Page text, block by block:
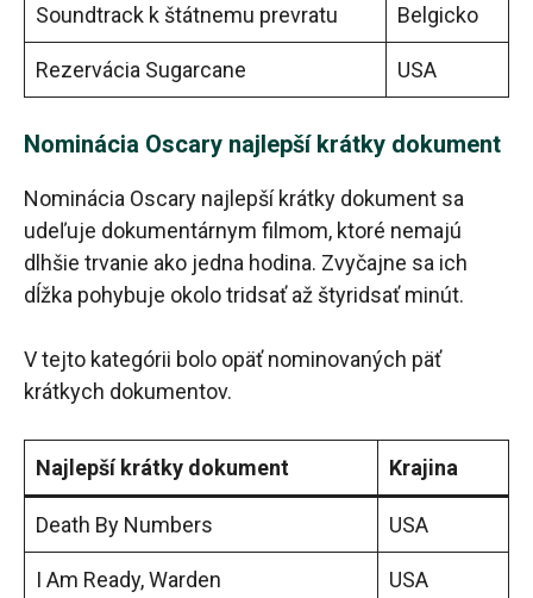
Soundtrack k štátnemu prevratu Belgicko
Rezervácia Sugarcane USA
Nominácia Oscary najlepší krátky dokument
Nominácia Oscary najlepší krátky dokument sa
udeľuje dokumentárnym filmom, ktoré nemajú
dlhšie trvanie ako jedna hodina. Zvyčajne sa ich
dĺžka pohybuje okolo tridsať až štyridsať minút.
V tejto kategórii bolo opäť nominovaných päť
krátkych dokumentov.
Najlepší krátky dokument Krajina
Death By Numbers USA
I Am Ready, Warden USA